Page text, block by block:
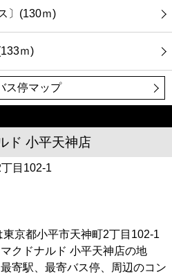
〕(130ｍ)
ｍ)
ス停マップ
ド 小平天神店
目102-1
京都小平市天神町2丁目102-1
クドナルド 小平天神店の地
寄駅、最寄バス停、周辺のコン